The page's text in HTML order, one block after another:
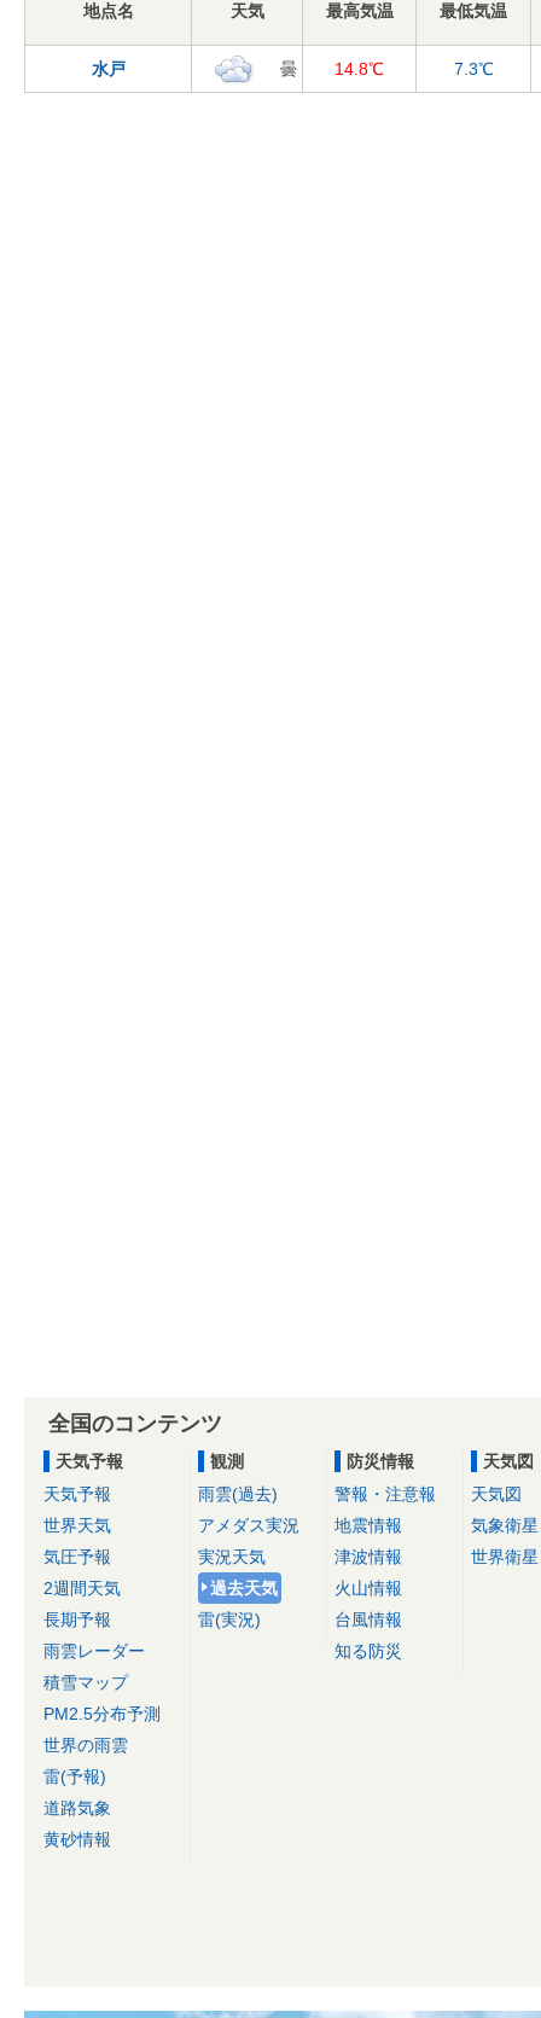
地点名 天気 最高気温 最低気温
水戸 曇 14.8℃ 7.3℃
全国のコンテンツ
天気予報
天気予報
世界天気
気圧予報
2週間天気
長期予報
雨雲レーダー
積雪マップ
PM2.5分布予測
世界の雨雲
雷(予報)
道路気象
黄砂情報
観測
雨雲(過去)
アメダス実況
実況天気
過去天気
雷(実況)
防災情報
警報・注意報
地震情報
津波情報
火山情報
台風情報
知る防災
天気図
天気図
気象衛星
世界衛星